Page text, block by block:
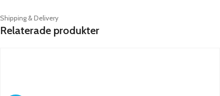
Shipping & Delivery
Relaterade produkter